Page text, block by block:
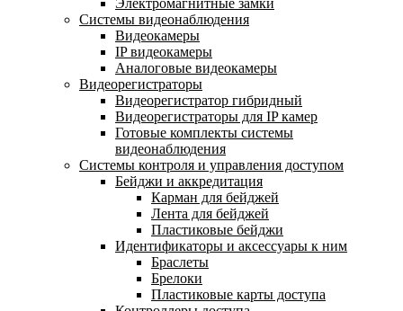
Системы видеонаблюдения
Видеокамеры
IP видеокамеры
Аналоговые видеокамеры
Видеорегистраторы
Видеорегистратор гибридный
Видеорегистраторы для IP камер
Готовые комплекты системы
видеонаблюдения
Системы контроля и управления доступом
Бейджи и аккредитация
Карман для бейджей
Лента для бейджей
Пластиковые бейджи
Идентификаторы и аксессуары к ним
Браслеты
Брелоки
Пластиковые карты доступа